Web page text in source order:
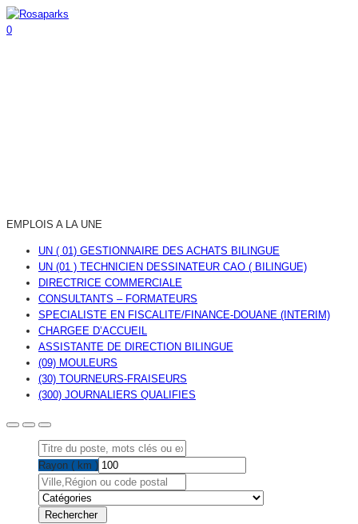
0
EMPLOIS A LA UNE
UN ( 01) GESTIONNAIRE DES ACHATS BILINGUE
UN (01 ) TECHNICIEN DESSINATEUR CAO ( BILINGUE)
DIRECTRICE COMMERCIALE
CONSULTANTS – FORMATEURS
SPECIALISTE EN FISCALITE/FINANCE-DOUANE (INTERIM)
CHARGEE D’ACCUEIL
ASSISTANTE DE DIRECTION BILINGUE
(09) MOULEURS
(30) TOURNEURS-FRAISEURS
(300) JOURNALIERS QUALIFIES
Rayon ( km )